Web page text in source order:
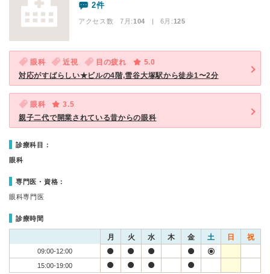
2件
アクセス数 7月:104 | 6月:125
眼科 近視 目の疲れ
5.0
対応がすばらしい★ビルの4階,雪谷大塚駅から徒歩1〜2分
眼科
3.5
親子二代で開業されている昔からの眼科
診療科目：
眼科
専門医・資格：
眼科専門医
診療時間
月 火 水 木 金 土 日 祝
09:00-12:00
15:00-19:00